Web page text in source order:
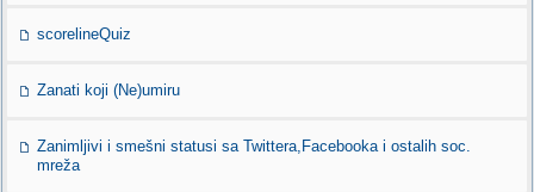
scorelineQuiz
Zanati koji (Ne)umiru
Zanimljivi i smešni statusi sa Twittera,Facebooka i ostalih soc.
mreža